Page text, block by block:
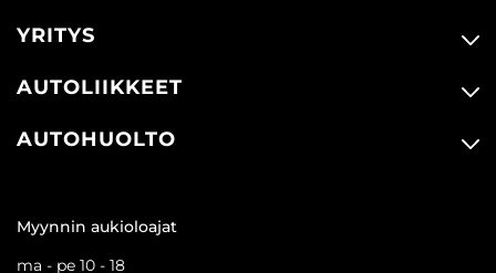
YRITYS
AUTOLIIKKEET
AUTOHUOLTO
Myynnin aukioloajat
ma - pe 10 - 18